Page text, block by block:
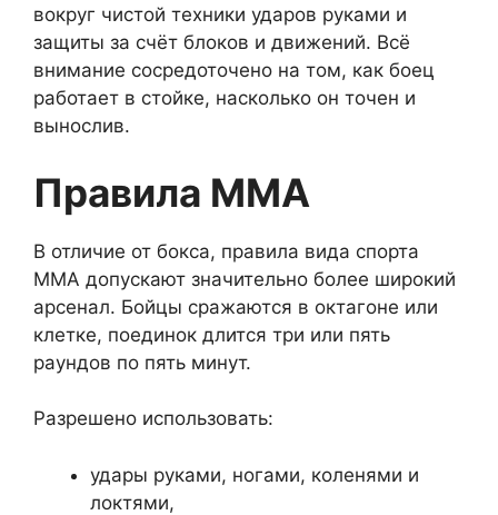
вокруг чистой техники ударов руками и
защиты за счёт блоков и движений. Всё
внимание сосредоточено на том, как боец
работает в стойке, насколько он точен и
вынослив.
Правила ММА
В отличие от бокса, правила вида спорта
ММА допускают значительно более широкий
арсенал. Бойцы сражаются в октагоне или
клетке, поединок длится три или пять
раундов по пять минут.
Разрешено использовать:
удары руками, ногами, коленями и
локтями,